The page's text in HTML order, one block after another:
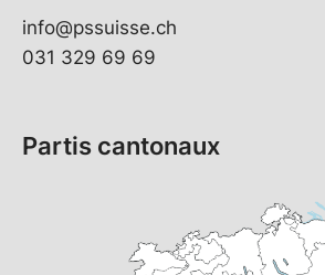
info@pssuisse.ch
031 329 69 69
Partis cantonaux